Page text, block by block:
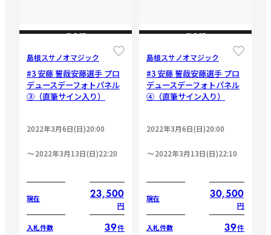
CLOSE
島根スサノオマジック
#3 安藤 誓哉安藤選手 プロ
デュースデーフォトパネル
③（直筆サイン入り）
2022年3月6日(日)20:00
2022年3月13日(日)22:20
現在 23,500
円
入札件数 39件
CLOSE
島根スサノオマジック
#3 安藤 誓哉安藤選手 プロ
デュースデーフォトパネル
④（直筆サイン入り）
2022年3月6日(日)20:00
2022年3月13日(日)22:10
現在 30,500
円
入札件数 39件